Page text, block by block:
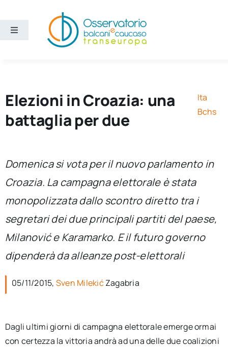
contenuto
Toggle
Ricerca e divulgazione
Sezioni
Cerca
per:
Newsletter
Elezioni in Croazia: una
battaglia per due
Ita
Bchs
Domenica si vota per il nuovo parlamento in
Croazia. La campagna elettorale è stata
monopolizzata dallo scontro diretto tra i
segretari dei due principali partiti del paese,
Milanović e Karamarko. E il futuro governo
dipenderà da alleanze post-elettorali
05/11/2015, Sven MilekićZagabria
Dagli ultimi giorni di campagna elettorale emerge ormai
con certezza la vittoria andrà ad una delle due coalizioni